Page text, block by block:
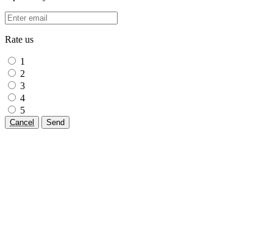
Rate us
1
2
3
4
5
Cancel Send